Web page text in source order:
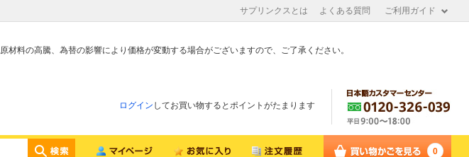
サプリンクスとは よくある質問 ご利用ガイド
原材料の高騰、為替の影響により価格が変動する場合がございますので、ご了承ください。
ログイン してお買い物するとポイントがたまります
0